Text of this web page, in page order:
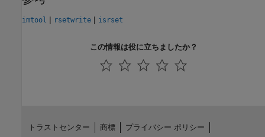
imtool | rsetwrite | isrset
この情報は役に立ちましたか？
トラストセンター 商標 プライバシー ポリシー